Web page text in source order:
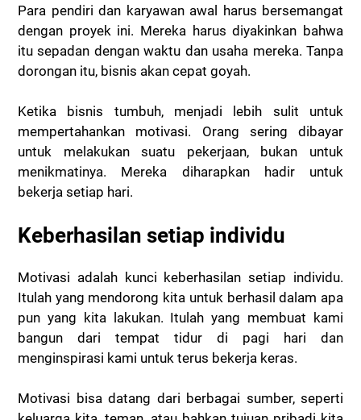
Para pendiri dan karyawan awal harus bersemangat
dengan proyek ini. Mereka harus diyakinkan bahwa
itu sepadan dengan waktu dan usaha mereka. Tanpa
dorongan itu, bisnis akan cepat goyah.
Ketika bisnis tumbuh, menjadi lebih sulit untuk
mempertahankan motivasi. Orang sering dibayar
untuk melakukan suatu pekerjaan, bukan untuk
menikmatinya. Mereka diharapkan hadir untuk
bekerja setiap hari.
Keberhasilan setiap individu
Motivasi adalah kunci keberhasilan setiap individu.
Itulah yang mendorong kita untuk berhasil dalam apa
pun yang kita lakukan. Itulah yang membuat kami
bangun dari tempat tidur di pagi hari dan
menginspirasi kami untuk terus bekerja keras.
Motivasi bisa datang dari berbagai sumber, seperti